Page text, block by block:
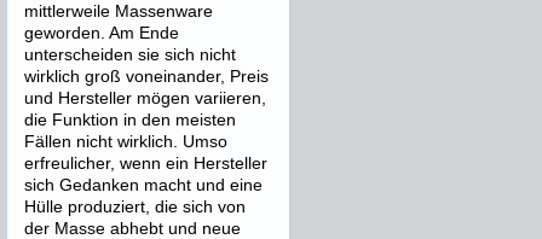
mittlerweile Massenware
geworden. Am Ende
unterscheiden sie sich nicht
wirklich groß voneinander, Preis
und Hersteller mögen variieren,
die Funktion in den meisten
Fällen nicht wirklich. Umso
erfreulicher, wenn ein Hersteller
sich Gedanken macht und eine
Hülle produziert, die sich von
der Masse abhebt und neue